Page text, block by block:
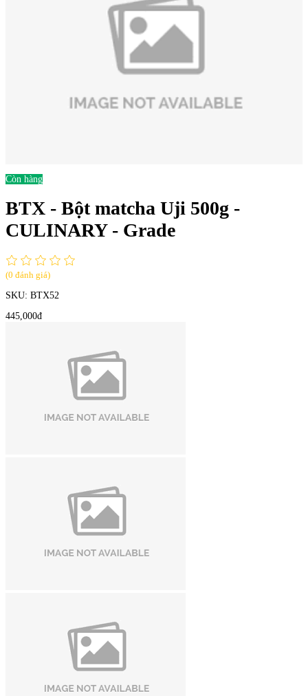
Còn hàng
BTX - Bột matcha Uji 500g -
CULINARY - Grade
(0 đánh giá)
SKU: BTX52
445,000đ